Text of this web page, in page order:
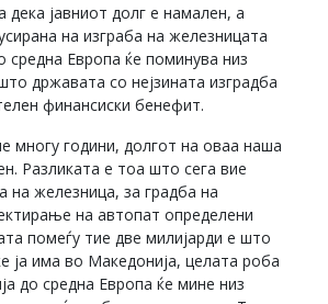
дека јавниот долг е намален, а
на изграба на железницата
средна Европа ќе поминува низ
државата со нејзината изградба
финансиски бенефит.
многу години, долгот на оваа наша
Разликата е тоа што сега вие
на железница, за градба на
на автопат определени
помеѓу тие две милијарди е што
ја има во Македонија, целата роба
до средна Европа ќе мине низ